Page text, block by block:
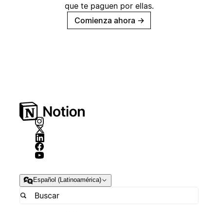
que te paguen por ellas.
Comienza ahora →
Español (Latinoamérica)